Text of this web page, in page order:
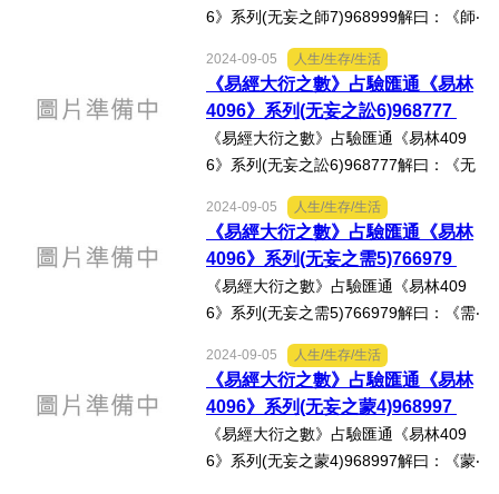
6》系列(无妄之師7)968999解曰：《師‧
妄之師》：「火起上門，不為我殘，跳
脫東西，獨得生完，不利出鄰，病疾憂
患。」心得分享：按徐...
2024-09-05 人生/生存/生活
《易經大衍之數》占驗匯通《易林
4096》系列(无妄之訟6)968777
《易經大衍之數》占驗匯通《易林409
6》系列(无妄之訟6)968777解曰：《无
攸往。」《易林‧无妄之訟》：「不耕而
獲，家食不給，中女无良，長子徒足，
疏齒善市，商人有息。」...
2024-09-05 人生/生存/生活
《易經大衍之數》占驗匯通《易林
4096》系列(无妄之需5)766979
《易經大衍之數》占驗匯通《易林409
6》系列(无妄之需5)766979解曰：《需‧
《易林‧无妄之需》：「王母多福，天祿
所伏，君之寵光，君子有昌。」心得分
享：按徐芹庭《焦氏易...
2024-09-05 人生/生存/生活
《易經大衍之數》占驗匯通《易林
4096》系列(无妄之蒙4)968997
《易經大衍之數》占驗匯通《易林409
6》系列(无妄之蒙4)968997解曰：《蒙‧